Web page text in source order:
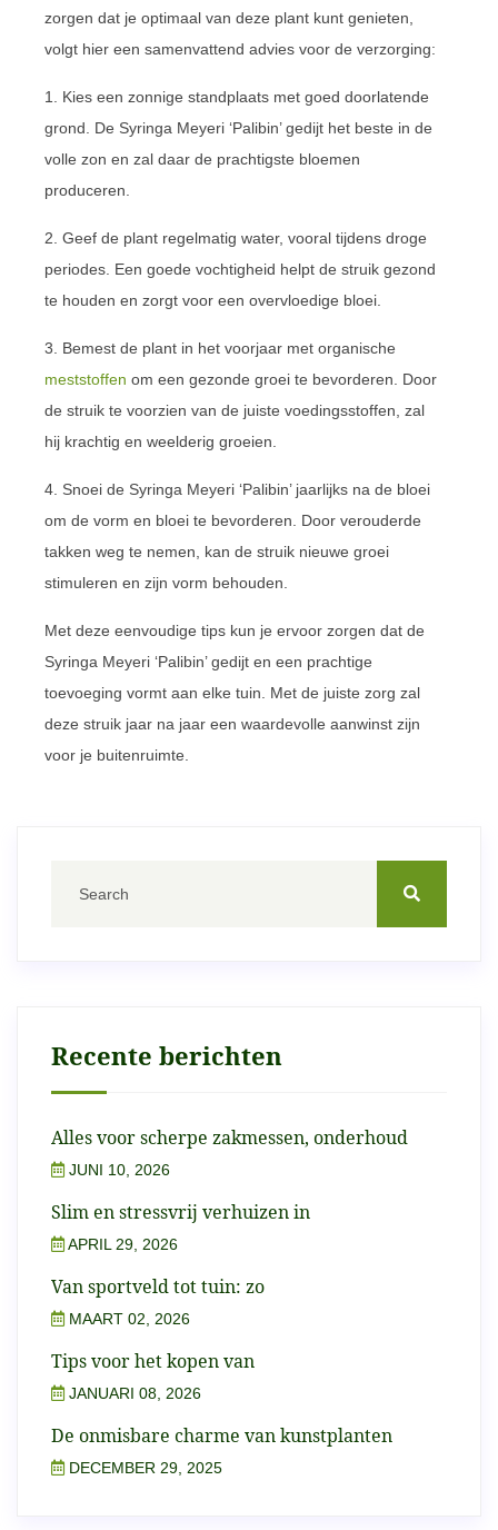
zorgen dat je optimaal van deze plant kunt genieten,
volgt hier een samenvattend advies voor de verzorging:
1. Kies een zonnige standplaats met goed doorlatende
grond. De Syringa Meyeri ‘Palibin’ gedijt het beste in de
volle zon en zal daar de prachtigste bloemen
produceren.
2. Geef de plant regelmatig water, vooral tijdens droge
periodes. Een goede vochtigheid helpt de struik gezond
te houden en zorgt voor een overvloedige bloei.
3. Bemest de plant in het voorjaar met organische
meststoffen om een gezonde groei te bevorderen. Door
de struik te voorzien van de juiste voedingsstoffen, zal
hij krachtig en weelderig groeien.
4. Snoei de Syringa Meyeri ‘Palibin’ jaarlijks na de bloei
om de vorm en bloei te bevorderen. Door verouderde
takken weg te nemen, kan de struik nieuwe groei
stimuleren en zijn vorm behouden.
Met deze eenvoudige tips kun je ervoor zorgen dat de
Syringa Meyeri ‘Palibin’ gedijt en een prachtige
toevoeging vormt aan elke tuin. Met de juiste zorg zal
deze struik jaar na jaar een waardevolle aanwinst zijn
voor je buitenruimte.
Recente berichten
Alles voor scherpe zakmessen, onderhoud
JUNI 10, 2026
Slim en stressvrij verhuizen in
APRIL 29, 2026
Van sportveld tot tuin: zo
MAART 02, 2026
Tips voor het kopen van
JANUARI 08, 2026
De onmisbare charme van kunstplanten
DECEMBER 29, 2025